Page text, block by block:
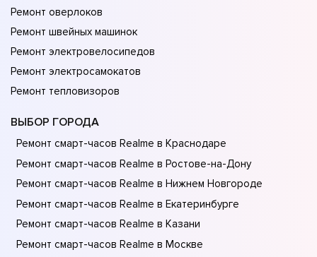
Ремонт оверлоков
Ремонт швейных машинок
Ремонт электровелосипедов
Ремонт электросамокатов
Ремонт тепловизоров
ВЫБОР ГОРОДА
Ремонт смарт-часов Realme в Краснодаре
Ремонт смарт-часов Realme в Ростове-на-Донy
Ремонт смарт-часов Realme в Нижнем Новгороде
Ремонт смарт-часов Realme в Екатеринбурге
Ремонт смарт-часов Realme в Казани
Ремонт смарт-часов Realme в Москве